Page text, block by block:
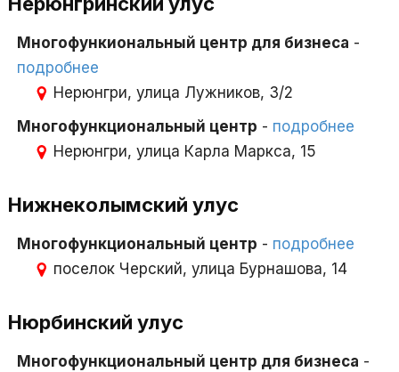
Многофункиональный центр для бизнеса -
подробнее
Нерюнгри, улица Лужников, 3/2
Многофункциональный центр - подробнее
Нерюнгри, улица Карла Маркса, 15
Нижнеколымский улус
Многофункциональный центр - подробнее
поселок Черский, улица Бурнашова, 14
Нюрбинский улус
Многофункциональный центр для бизнеса -